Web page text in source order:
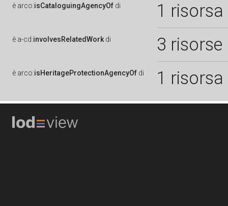
è arco:isCataloguingAgencyOf di 1 risorsa
è a-cd:involvesRelatedWork di 3 risorse
è arco:isHeritageProtectionAgencyOf di 1 risorsa